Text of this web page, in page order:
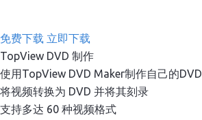
免费下载 立即下载
TopView DVD 制作
使用TopView DVD Maker制作自己的DVD
将视频转换为 DVD 并将其刻录
支持多达 60 种视频格式